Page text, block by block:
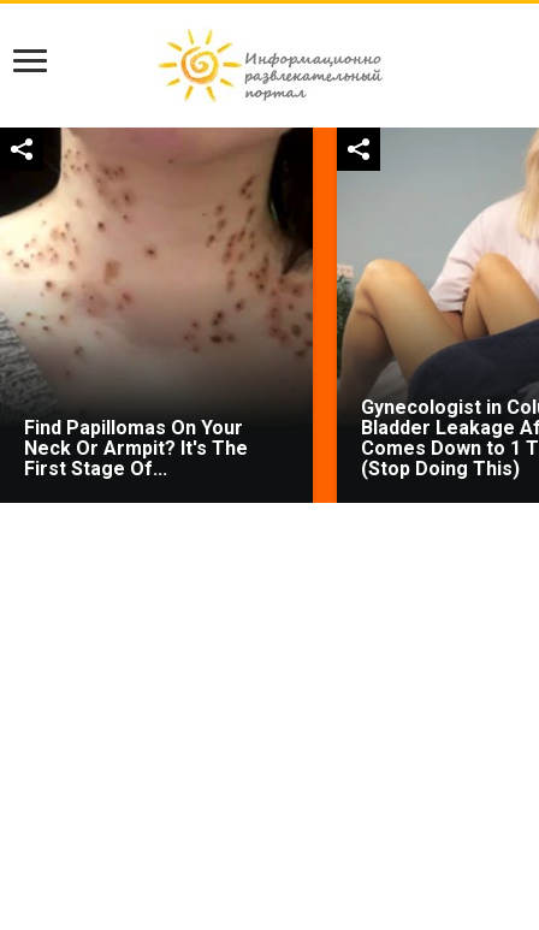
Find Papillomas On Your
Neck Or Armpit? It's The
First Stage Of...
Gynecologist in
Bladder Leakage
Comes Down to 1
(Stop Doing This)